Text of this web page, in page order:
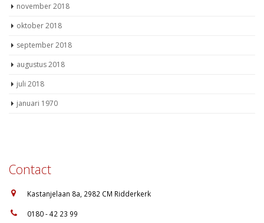
november 2018
oktober 2018
september 2018
augustus 2018
juli 2018
januari 1970
Contact
Kastanjelaan 8a, 2982 CM Ridderkerk
0180 - 42 23 99